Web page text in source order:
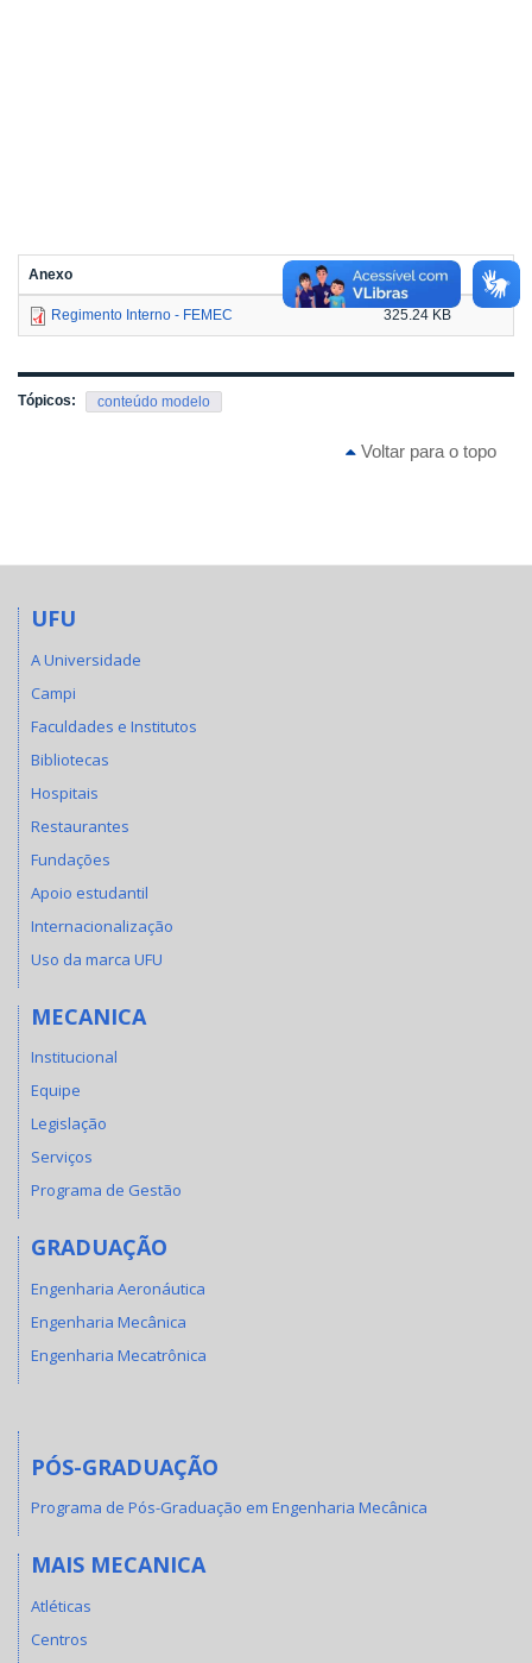
Anexo Tamanho
Regimento Interno - FEMEC 325.24 KB
Tópicos: conteúdo modelo
Voltar para o topo
UFU
A Universidade
Campi
Faculdades e Institutos
Bibliotecas
Hospitais
Restaurantes
Fundações
Apoio estudantil
Internacionalização
Uso da marca UFU
MECANICA
Institucional
Equipe
Legislação
Serviços
Programa de Gestão
GRADUAÇÃO
Engenharia Aeronáutica
Engenharia Mecânica
Engenharia Mecatrônica
PÓS-GRADUAÇÃO
Programa de Pós-Graduação em Engenharia Mecânica
MAIS MECANICA
Atléticas
Centros